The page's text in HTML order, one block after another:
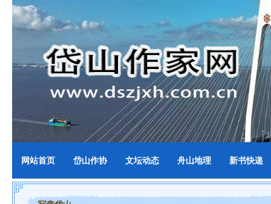
网站首页 岱山作协 文坛动态 舟山地理 新书快递